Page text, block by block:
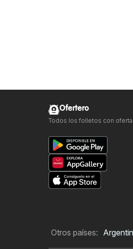
Ofertero
Todos los folletos con
Otros países: